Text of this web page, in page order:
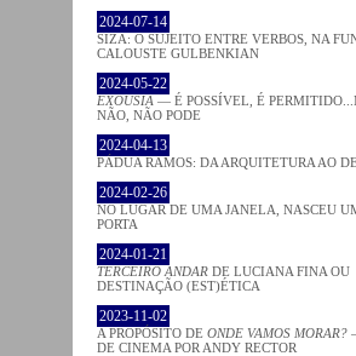
2024-07-14
SIZA: O SUJEITO ENTRE VERBOS, NA
CALOUSTE GULBENKIAN
2024-05-22
EXOUSIA — É POSSÍVEL, É
NÃO, NÃO PODE
2024-04-13
PÁDUA RAMOS: DA ARQUITETURA AO
2024-02-26
NO LUGAR DE UMA JANELA, NASCEU
PORTA
2024-01-21
TERCEIRO ANDAR DE LUCIANA FINA OU
DESTINAÇÃO (EST)ÉTICA
2023-11-02
A PROPÓSITO DE ONDE VAMOS MORAR?
DE CINEMA POR ANDY RECTOR